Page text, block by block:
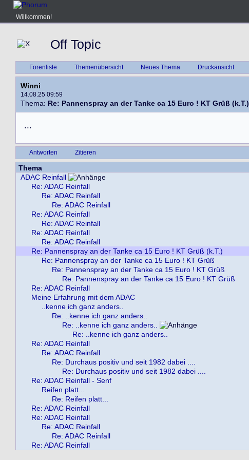
Willkommen!
Off Topic
Forenliste Themenübersicht Neues Thema Druckansicht
Winni
14.08.25 09:59
Thema: Re: Pannenspray an der Tanke ca 15 Euro ! KT Grüß (k.T.)
...
Antworten Zitieren
Thema
ADAC Reinfall
Re: ADAC Reinfall
Re: ADAC Reinfall
Re: ADAC Reinfall
Re: ADAC Reinfall
Re: ADAC Reinfall
Re: ADAC Reinfall
Re: ADAC Reinfall
Re: Pannenspray an der Tanke ca 15 Euro ! KT Grüß (k.T.)
Re: Pannenspray an der Tanke ca 15 Euro ! KT Grüß
Re: Pannenspray an der Tanke ca 15 Euro ! KT Grüß
Re: Pannenspray an der Tanke ca 15 Euro ! KT Grüß
Re: ADAC Reinfall
Meine Erfahrung mit dem ADAC
..kenne ich ganz anders..
Re: ..kenne ich ganz anders..
Re: ..kenne ich ganz anders..
Re: ..kenne ich ganz anders..
Re: ADAC Reinfall
Re: ADAC Reinfall
Re: Durchaus positiv und seit 1982 dabei ....
Re: Durchaus positiv und seit 1982 dabei ....
Re: ADAC Reinfall - Senf
Reifen platt...
Re: Reifen platt...
Re: ADAC Reinfall
Re: ADAC Reinfall
Re: ADAC Reinfall
Re: ADAC Reinfall
Re: ADAC Reinfall